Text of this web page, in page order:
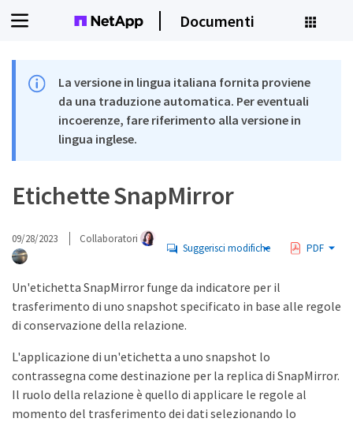
Documenti
La versione in lingua italiana fornita proviene
da una traduzione automatica. Per eventuali
incoerenze, fare riferimento alla versione in
lingua inglese.
Etichette SnapMirror
09/28/2023 Collaboratori
Suggerisci modifiche PDF
Un'etichetta SnapMirror funge da indicatore per il
trasferimento di uno snapshot specificato in base alle regole
di conservazione della relazione.
L'applicazione di un'etichetta a uno snapshot lo
contrassegna come destinazione per la replica di SnapMirror.
Il ruolo della relazione è quello di applicare le regole al
momento del trasferimento dei dati selezionando lo